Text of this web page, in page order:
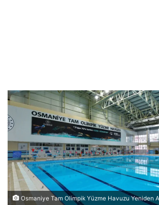
Osmaniye Tam Olimpik Yüzme Havuzu Yeniden